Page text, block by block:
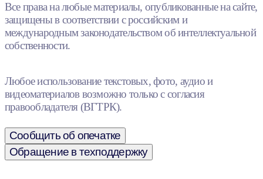
Все права на любые материалы, опубликованные на сайте,
защищены в соответствии с российским и
международным законодательством об интеллектуальной
собственности.
Любое использование текстовых, фото, аудио и
видеоматериалов возможно только с согласия
правообладателя (ВГТРК).
Сообщить об опечатке
Обращение в техподдержку